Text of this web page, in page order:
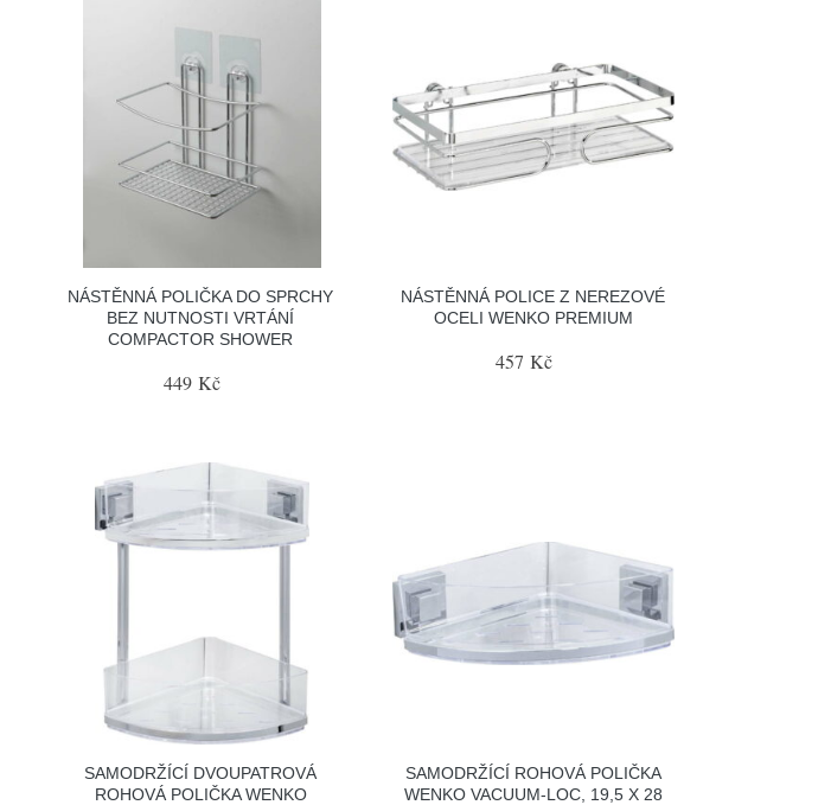
NÁSTĚNNÁ POLIČKA DO SPRCHY
BEZ NUTNOSTI VRTÁNÍ
COMPACTOR SHOWER
449 Kč
NÁSTĚNNÁ POLICE Z NEREZOVÉ
OCELI WENKO PREMIUM
457 Kč
SAMODRŽÍCÍ DVOUPATROVÁ
ROHOVÁ POLIČKA WENKO
SAMODRŽÍCÍ ROHOVÁ POLIČKA
WENKO VACUUM-LOC, 19,5 X 28